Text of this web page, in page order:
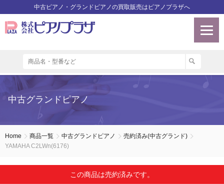
中古ピアノ・グランドピアノの買取販売はピアノプラザへ
中古グランドピアノ
Home 商品一覧 中古グランドピアノ
売約済み(中古グランド)
YAMAHA C2LWn(6176)
この商品は売約済みです。